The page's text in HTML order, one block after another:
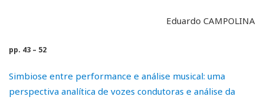
Eduardo CAMPOLINA
pp. 43 – 52
Simbiose entre performance e análise musical: uma
perspectiva analítica de vozes condutoras e análise da